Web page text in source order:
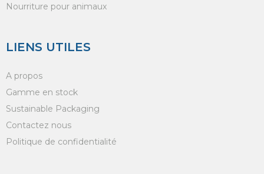
Nourriture pour animaux
LIENS UTILES
A propos
Gamme en stock
Sustainable Packaging
Contactez nous
Politique de confidentialité